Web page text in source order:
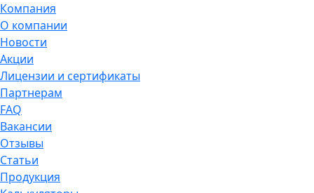
Компания
О компании
Новости
Акции
Лицензии и сертификаты
Партнерам
FAQ
Вакансии
Отзывы
Статьи
Продукция